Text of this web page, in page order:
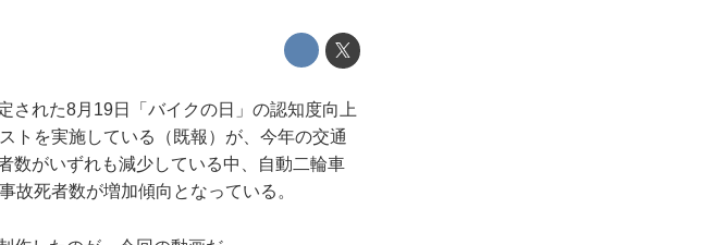
された8月19日「バイクの日」の認知度向上
トを実施している（既報）が、今年の交通
数がいずれも減少している中、自動二輪車
故死者数が増加傾向となっている。